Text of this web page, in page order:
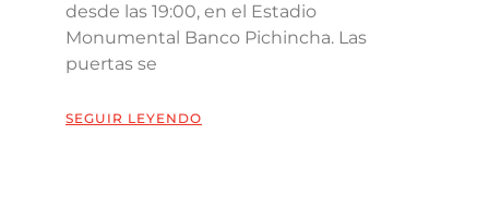
desde las 19:00, en el Estadio
Monumental Banco Pichincha. Las
puertas se
SEGUIR LEYENDO